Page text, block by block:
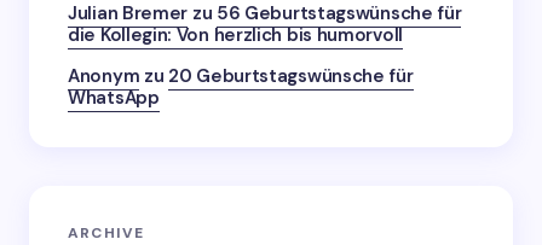
Julian Bremer zu 56 Geburtstagswünsche für
die Kollegin: Von herzlich bis humorvoll
Anonym zu 20 Geburtstagswünsche für
WhatsApp
ARCHIVE